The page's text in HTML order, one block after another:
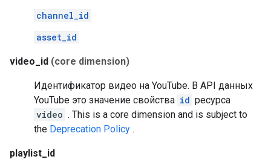
channel_id
asset_id
video_id (core dimension)
Идентификатор видео на YouTube. В API данных
YouTube это значение свойства id ресурса
video . This is a core dimension and is subject to
the Deprecation Policy .
playlist_id